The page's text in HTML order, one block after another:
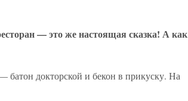
— это же настоящая сказка! А как
батон докторской и бекон в прикуску. На